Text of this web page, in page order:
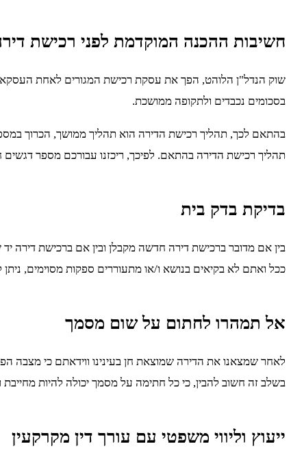
חשיבות ההכנה המוקדמת לפני רכישת
שוק הנדל"ן הלוהט, הפך את עסקת רכישת המגורים לאחת
בסכומים נכבדים ולתקופה ממושכת.
בהתאם לכך, תהליך רכישת הדירה הוא תהליך ממושך, הכרוך
תהליך רכישת הדירה בהתאם. לפיכך, ריכזנו עבורכם מספר דגשים
בדיקת בדק בית
בין אם מדובר ברכישת דירה חדשה מקבלן ובין אם ברכישת דירה
ככל ואתם לא בקיאים בנושא ו/או מתעוררים ספקות מסוימים,
אל תמהרו לחתום על שום מסמך
לאחר שמצאנו את הדירה שמוצאת חן בעינינו ווידאתם כי מצבה
בשלב זה חשוב להבין, כי כל חתימה על מסמך יכולה להיות מחייבת
ייעוץ וליווי משפטי עם עורך דין מקרקעין